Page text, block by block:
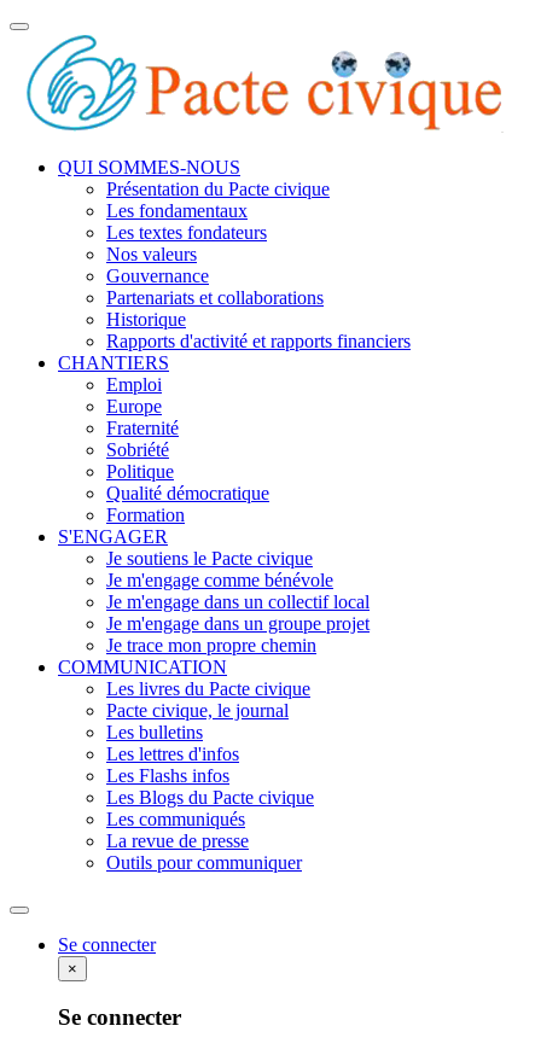
Toggle
navigation
QUI SOMMES-NOUS
Présentation du Pacte civique
Les fondamentaux
Les textes fondateurs
Nos valeurs
Gouvernance
Partenariats et collaborations
Historique
Rapports d'activité et rapports financiers
CHANTIERS
Emploi
Europe
Fraternité
Sobriété
Politique
Qualité démocratique
Formation
S'ENGAGER
Je soutiens le Pacte civique
Je m'engage comme bénévole
Je m'engage dans un collectif local
Je m'engage dans un groupe projet
Je trace mon propre chemin
COMMUNICATION
Les livres du Pacte civique
Pacte civique, le journal
Les bulletins
Les lettres d'infos
Les Flashs infos
Les Blogs du Pacte civique
Les communiqués
La revue de presse
Outils pour communiquer
Rechercher
Se connecter
×
Se connecter